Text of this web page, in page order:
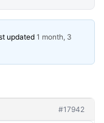
updated 1 month, 3
#17942